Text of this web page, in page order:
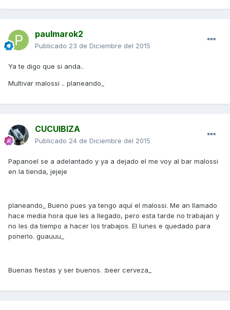
paulmarok2
Publicado 23 de Diciembre del 2015
Ya te digo que si anda..
Multivar malossi .. planeando_
CUCUIBIZA
Publicado 24 de Diciembre del 2015
Papanoel se a adelantado y ya a dejado el me voy al bar malossi
en la tienda, jejeje
planeando_ Bueno pues ya tengo aquí el malossi. Me an llamado
hace media hora que les a llegado, pero esta tarde no trabajan y
no les da tiempo a hacer los trabajos. El lunes e quedado para
ponerlo. guauuu_
Buenas fiestas y ser buenos. :beer cerveza_